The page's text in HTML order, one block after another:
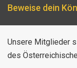
Beweise dein
Unsere Mitglieder
des